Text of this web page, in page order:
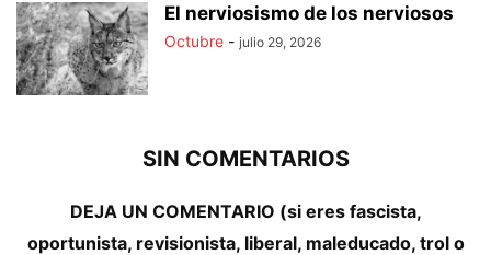
El nerviosismo de los nerviosos
Octubre - julio 29, 2026
SIN COMENTARIOS
DEJA UN COMENTARIO (si eres fascista,
oportunista, revisionista, liberal, maleducado, trol o